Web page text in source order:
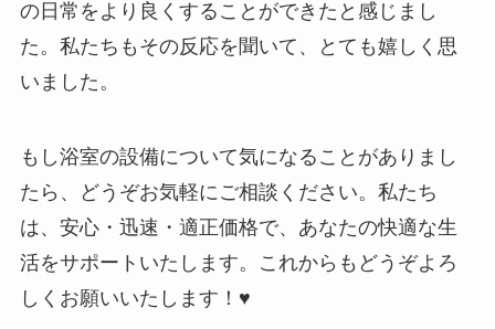
の日常をより良くすることができたと感じまし
た。私たちもその反応を聞いて、とても嬉しく思
いました。
もし浴室の設備について気になることがありまし
たら、どうぞお気軽にご相談ください。私たち
は、安心・迅速・適正価格で、あなたの快適な生
活をサポートいたします。これからもどうぞよろ
しくお願いいたします！♥